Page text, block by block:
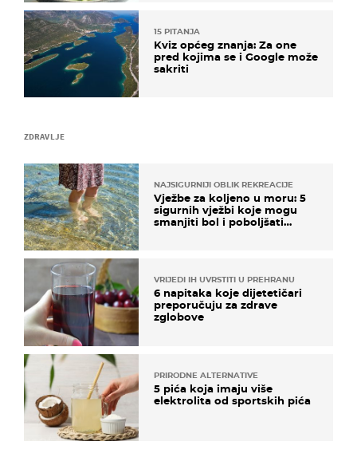
ZDRAVLJE
NAJSIGURNIJI OBLIK REKREACIJE
Vježbe za koljeno u moru: 5
sigurnih vježbi koje mogu
smanjiti bol i poboljšati
VRIJEDI IH UVRSTITI U PREHRANU
6 napitaka koje dijetetičari
preporučuju za zdrave
zglobove
PRIRODNE ALTERNATIVE
5 pića koja imaju više
elektrolita od sportskih pića
15 PITANJA
Kviz općeg znanja: Za one
pred kojima se i Google može
sakriti